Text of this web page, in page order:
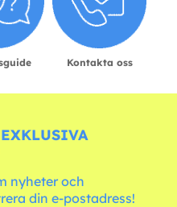
Kontakta oss
nyheter och
din e-postadress!